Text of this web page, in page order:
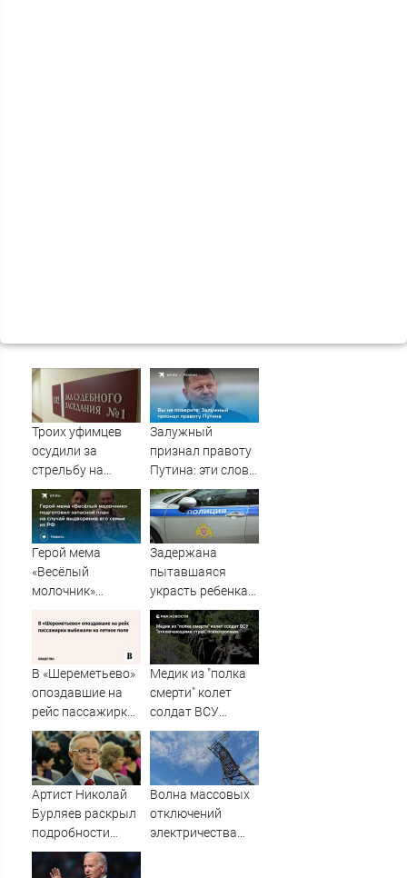
Троих уфимцев
осудили за
стрельбу на
кладбище в
Башкирии
Залужный
признал правоту
Путина: эти слова
прозвучали не
просто так
Герой мема
«Весёлый
молочник»
запасной план на
выдворения его
Задержана
пытавшаяся
украсть ребенка
россиянка
В «Шереметьево»
опоздавшие на
рейс пассажирки
выбежали на
летное поле
Медик из "полка
смерти" колет
солдат ВСУ
"отключающими
страх"
психотропами
Артист Николай
Бурляев раскрыл
подробности
своей карьеры
Волна массовых
отключений
электричества